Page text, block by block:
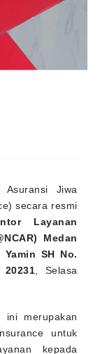
Jiwa
secara resmi
Layanan
Medan
SH No.
, Selasa
ini merupakan
untuk
kepada